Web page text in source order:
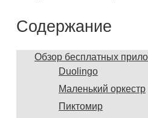
Содержание
Обзор бесплатных
Duolingo
Маленький оркестр
Пиктомир